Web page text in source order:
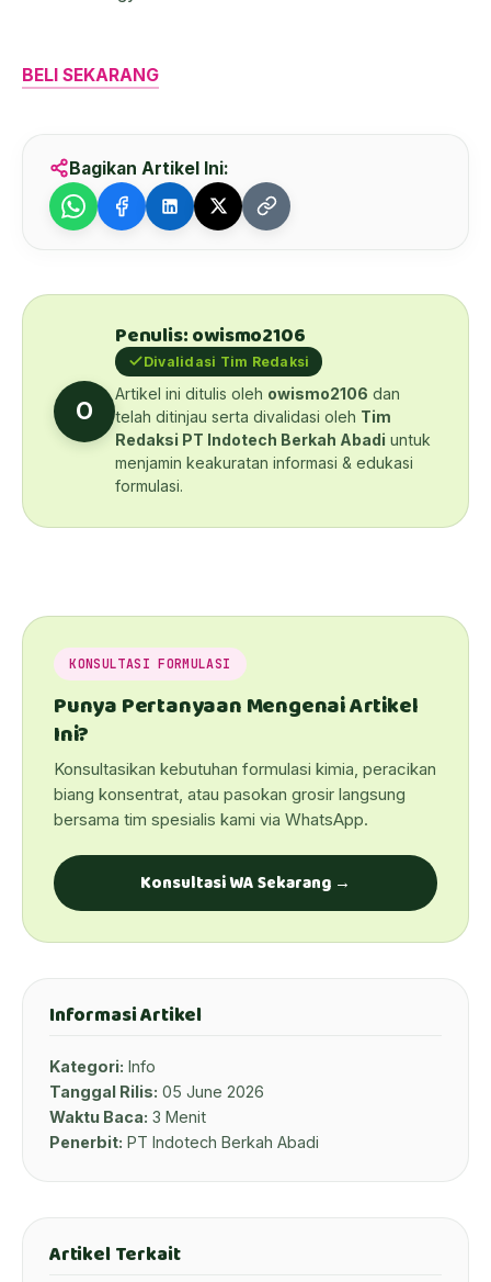
BELI SEKARANG
Bagikan Artikel Ini:
O
Penulis: owismo2106
Divalidasi Tim Redaksi
Artikel ini ditulis oleh owismo2106 dan
telah ditinjau serta divalidasi oleh Tim
Redaksi PT Indotech Berkah Abadi untuk
menjamin keakuratan informasi & edukasi
formulasi.
KONSULTASI FORMULASI
Punya Pertanyaan Mengenai Artikel
Ini?
Konsultasikan kebutuhan formulasi kimia, peracikan
biang konsentrat, atau pasokan grosir langsung
bersama tim spesialis kami via WhatsApp.
Konsultasi WA Sekarang →
Informasi Artikel
Kategori: Info
Tanggal Rilis: 05 June 2026
Waktu Baca: 3 Menit
Penerbit: PT Indotech Berkah Abadi
Artikel Terkait